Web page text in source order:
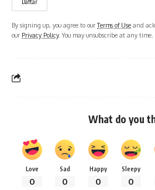
By signing up, you agree to ourTerms of Use and
our Privacy Policy. You may unsubscribe at any time.
What do you
Love
0
Sad
0
Happy
0
Sleepy
0